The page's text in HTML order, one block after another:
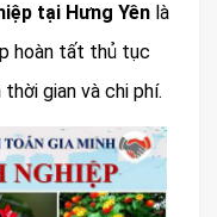
tại Hưng Yên là
hoàn tất thủ tục
gian và chi phí.